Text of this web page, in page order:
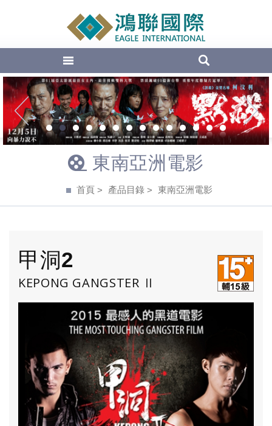
1 2 3 4 5 6 7 8 9 1011121314
東南亞洲電影
首頁 產品目錄 東南亞洲電影
甲洞2
KEPONG GANGSTER Ⅱ